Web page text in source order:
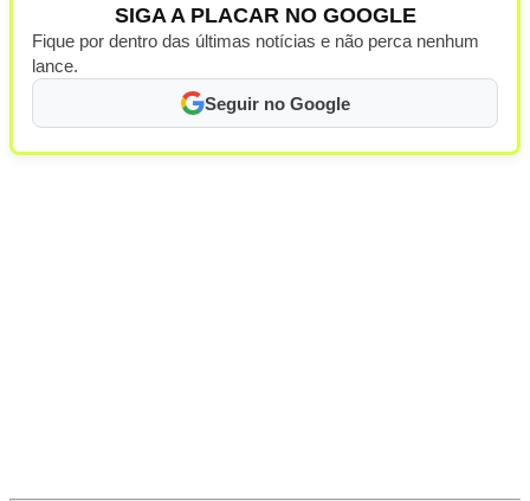
SIGA A PLACAR NO GOOGLE
Fique por dentro das últimas notícias e não perca nenhum
lance.
Seguir no Google